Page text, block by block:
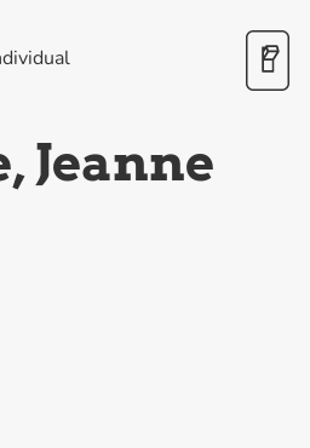
Jeanne